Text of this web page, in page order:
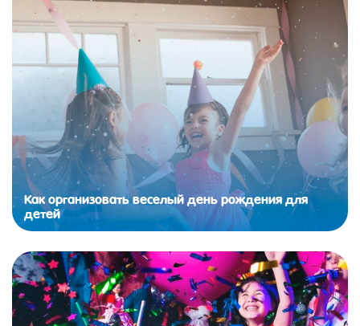
Как организовать веселый день рождения для
детей